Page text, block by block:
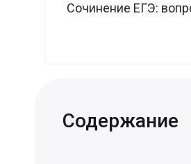
Сочинение ЕГЭ:
Содержание